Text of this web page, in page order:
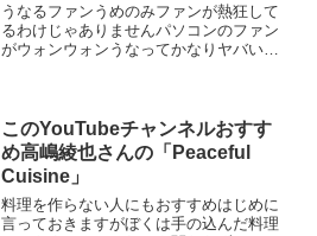
うなるファンうめのみファンが熱狂して
るわけじゃありませんパソコンのファン
がウォンウォンうなってかなりヤバい状
をあげているか...
このYouTubeチャンネルおすす
め高嶋綾也さんの「Peaceful
Cuisine」
料理を作らない人にもおすすめはじめに
言っておきますがぼくは手の込んだ料理